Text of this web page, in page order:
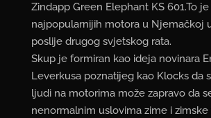
Zindapp Green Elephant KS 601.To
najpopularnijih motora u Njemačkoj
poslije drugog svjetskog rata.
Skup je formiran kao ideja novinara
Leverkusa poznatijeg kao Klocks da
ljudi na motorima može zapravo da
nenormalnim uslovima zime i